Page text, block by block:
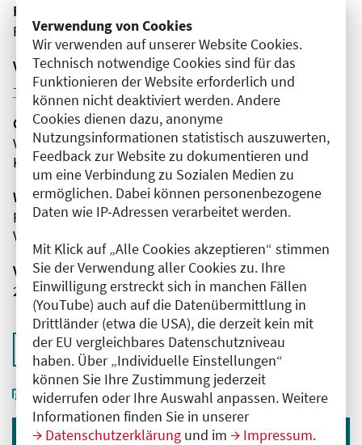
Verwendung von Cookies
Wir verwenden auf unserer Website Cookies.
Technisch notwendige Cookies sind für das
Funktionieren der Website erforderlich und
können nicht deaktiviert werden. Andere
Cookies dienen dazu, anonyme
Nutzungsinformationen statistisch auszuwerten,
Feedback zur Website zu dokumentieren und
um eine Verbindung zu Sozialen Medien zu
ermöglichen. Dabei können personenbezogene
Daten wie IP-Adressen verarbeitet werden.
Mit Klick auf „Alle Cookies akzeptieren“ stimmen
Sie der Verwendung aller Cookies zu. Ihre
Einwilligung erstreckt sich in manchen Fällen
(YouTube) auch auf die Datenübermittlung in
Drittländer (etwa die USA), die derzeit kein mit
der EU vergleichbares Datenschutzniveau
haben. Über „Individuelle Einstellungen“
können Sie Ihre Zustimmung jederzeit
widerrufen oder Ihre Auswahl anpassen. Weitere
Informationen finden Sie in unserer
Datenschutzerklärung und im Impressum.
Fortbildungsformat
Präsenz
Veranstaltungsreihe
Weitere Veranstaltungen dieser Reihe (17)
Organisator(en)
Vivantes Humboldt-Klinikum
Klinik für Innere Medizin - Kardiologie
Wissenschaftliche Leitung
Frau Priv.-Doz. Dr. med. Anna Brand
Vivantes Humboldt-Klinikum
Veranstaltungsnummer
2761102026031460162
Zurück zur Übersicht